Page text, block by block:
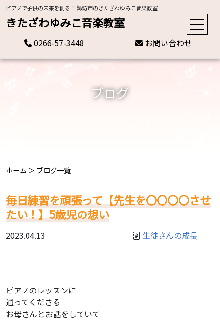
ピアノで子供の未来を創る！ 諏訪市のきたざわゆみこ音楽教室
きたざわゆみこ音楽教室
0266-57-3448 お問い合わせ
ブログ
ホーム ＞ ブログ一覧
毎日練習を頑張って【先生を〇〇〇〇させ
たい！】5歳児の想い
2023.04.13 生徒さんの成長
ピアノのレッスンに
通ってくださる
お母さんとお話をしていて